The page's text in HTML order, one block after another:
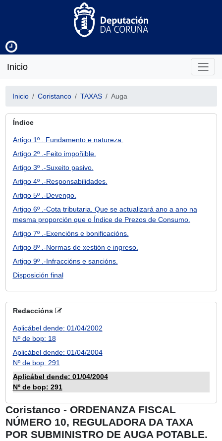
Inicio
Inicio Coristanco TAXAS Auga
Índice
Artigo 1º . Fundamento e natureza.
Artigo 2º .-Feito impoñible.
Artigo 3º .-Suxeito pasivo.
Artigo 4º .-Responsabilidades.
Artigo 5º .-Devengo.
Artigo 6º .-Cota tributaria. Que se actualizará ano a ano na
mesma proporción que o Índice de Prezos de Consumo.
Artigo 7º .-Exencións e bonificacións.
Artigo 8º .-Normas de xestión e ingreso.
Artigo 9º .-Infraccións e sancións.
Disposición final
Redaccións
Aplicábel dende: 01/04/2002
Nº de bop: 18
Aplicábel dende: 01/04/2004
Nº de bop: 291
Aplicábel dende: 01/04/2004
Nº de bop: 291
Coristanco - ORDENANZA FISCAL
NÚMERO 10, REGULADORA DA TAXA
POR SUBMINISTRO DE AUGA POTABLE.